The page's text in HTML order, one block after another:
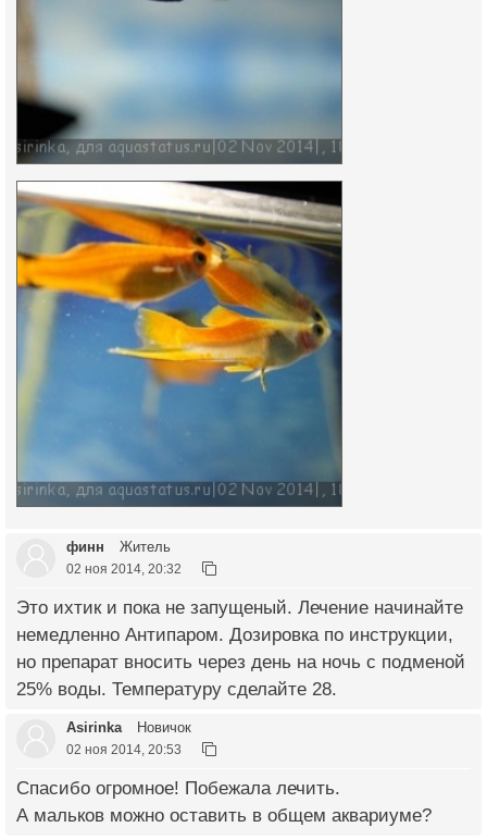
финн Житель
02 ноя 2014, 20:32
Это ихтик и пока не запущеный. Лечение начинайте
немедленно Антипаром. Дозировка по инструкции,
но препарат вносить через день на ночь с подменой
25% воды. Температуру сделайте 28.
Asirinka Новичок
02 ноя 2014, 20:53
Спасибо огромное! Побежала лечить.
А мальков можно оставить в общем аквариуме?